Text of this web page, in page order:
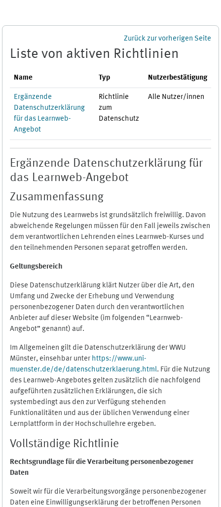
Zurück zur vorherigen Seite
Liste von aktiven Richtlinien
Name Typ Nutzerbestätigung
Ergänzende
Datenschutzerklärung
für das Learnweb-
Angebot
Richtlinie
zum
Datenschutz
Alle Nutzer/innen
Ergänzende Datenschutzerklärung für
das Learnweb-Angebot
Zusammenfassung
Die Nutzung des Learnwebs ist grundsätzlich freiwillig. Davon
abweichende Regelungen müssen für den Fall jeweils zwischen
dem verantwortlichen Lehrenden eines Learnweb-Kurses und
den teilnehmenden Personen separat getroffen werden.
Geltungsbereich
Diese Datenschutzerklärung klärt Nutzer über die Art, den
Umfang und Zwecke der Erhebung und Verwendung
personenbezogener Daten durch den verantwortlichen
Anbieter auf dieser Website (im folgenden “Learnweb-
Angebot” genannt) auf.
Im Allgemeinen gilt die Datenschutzerklärung der WWU
Münster, einsehbar unter https://www.uni-
muenster.de/de/datenschutzerklaerung.html. Für die Nutzung
des Learnweb-Angebotes gelten zusätzlich die nachfolgend
aufgeführten zusätzlichen Erklärungen, die sich
systembedingt aus den zur Verfügung stehenden
Funktionalitäten und aus der üblichen Verwendung einer
Lernplattform in der Hochschullehre ergeben.
Vollständige Richtlinie
Rechtsgrundlage für die Verarbeitung personenbezogener
Daten
Soweit wir für die Verarbeitungsvorgänge personenbezogener
Daten eine Einwilligungserklärung der betroffenen Personen